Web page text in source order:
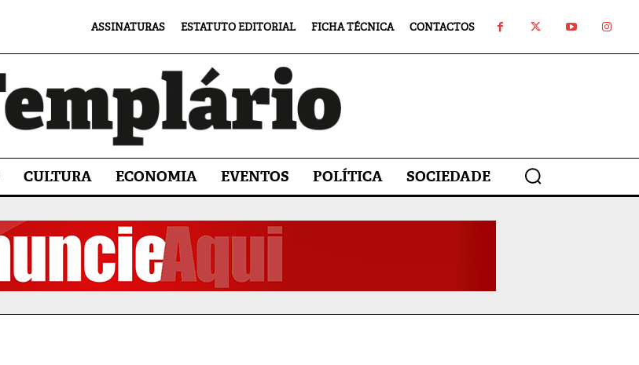
ASSINATURAS ESTATUTO EDITORIAL FICHA TÉCNICA CONTACTOS
CULTURA ECONOMIA EVENTOS POLÍTICA SOCIEDADE